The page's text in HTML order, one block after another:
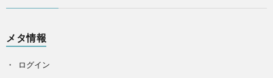
メタ情報
ログイン